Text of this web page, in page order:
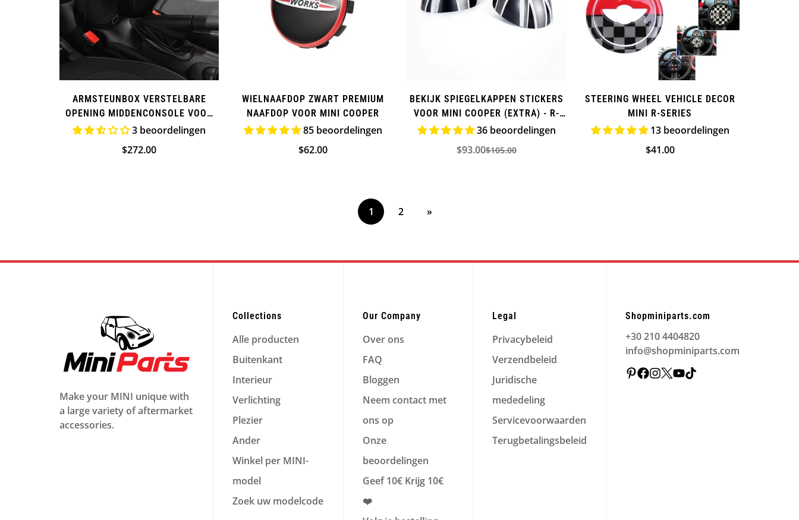
ARMSTEUNBOX VERSTELBARE
OPENING MIDDENCONSOLE VOOR
MINI COOPER
3 beoordelingen
Normale
$272.00
WIELNAAFDOP ZWART PREMIUM
NAAFDOP VOOR MINI COOPER
85 beoordelingen
Normale
$62.00
BEKIJK SPIEGELKAPPEN STICKERS
VOOR MINI COOPER (EXTRA) - R-
SERIES
36 beoordelingen
Verkoopprijs
$93.00Normale
$105.00
STEERING WHEEL VEHICLE DECOR
MINI R-SERIES
13 beoordelingen
Normale
$41.00
1 2 »
Make your MINI unique with
a large variety of aftermarket
accessories.
Collections
Alle producten
Buitenkant
Interieur
Verlichting
Plezier
Ander
Winkel per MINI-
model
Zoek uw modelcode
Our Company
Over ons
FAQ
Bloggen
Neem contact met
ons op
Onze
beoordelingen
Geef 10€ Krijg 10€
❤️
Legal
Privacybeleid
Verzendbeleid
Juridische
mededeling
Servicevoorwaarden
Terugbetalingsbeleid
Shopminiparts.com
+30 210 4404820
info@shopminiparts.com